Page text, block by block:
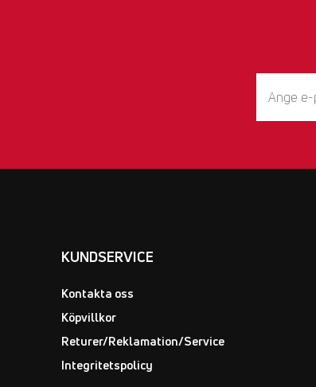
KUNDSERVICE
Kontakta oss
Köpvillkor
Returer/Reklamation/Service
Integritetspolicy